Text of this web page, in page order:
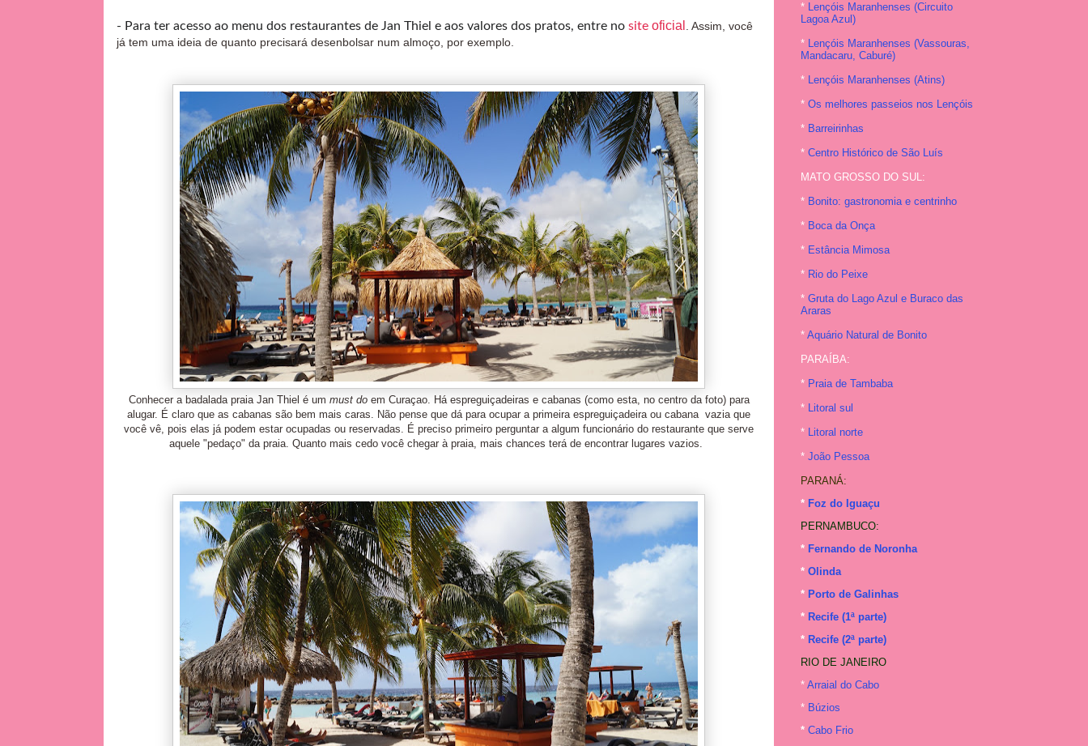
- Para ter acesso ao menu dos restaurantes de Jan Thiel e aos valores dos pratos, entre no site oficial
. Assim, você
já tem uma ideia de quanto precisará desenbolsar num almoço, por exemplo.
Conhecer a badalada praia Jan Thiel é um must doem Curaçao. Há espreguiçadeiras e cabanas (como esta, no centro da foto) para
alugar. É claro que as cabanas são bem mais caras. Não pense que dá para ocupar a primeira espreguiçadeira ou cabana vazia que
você vê, pois elas já podem estar ocupadas ou reservadas. É preciso primeiro perguntar a algum funcionário do restaurante que serve
aquele "pedaço" da praia. Quanto mais cedo você chegar à praia, mais chances terá de encontrar lugares vazios.
* Lençóis Maranhenses (Circuito
Lagoa Azul)
* Lençóis Maranhenses (Vassouras,
Mandacaru, Caburé)
* Lençóis Maranhenses (Atins)
* Os melhores passeios nos Lençóis
* Barreirinhas
* Centro Histórico de São Luís
MATO GROSSO DO SUL:
* Bonito: gastronomia e centrinho
* Boca da Onça
* Estância Mimosa
* Rio do Peixe
* Gruta do Lago Azul e Buraco das
Araras
* Aquário Natural de Bonito
PARAÍBA:
* Praia de Tambaba
* Litoral sul
* Litoral norte
* João Pessoa
PARANÁ:
* Foz do Iguaçu
PERNAMBUCO:
* Fernando de Noronha
* Olinda
* Porto de Galinhas
* Recife (1ª parte)
* Recife (2ª parte)
RIO DE JANEIRO
* Arraial do Cabo
* Búzios
* Cabo Frio